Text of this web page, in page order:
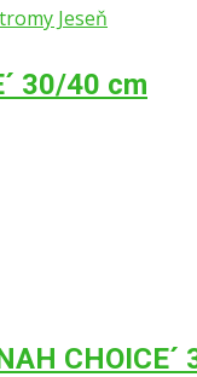
30/40 cm
CHOICE´